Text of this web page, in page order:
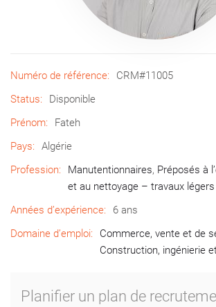
Numéro de référence:
CRM#11005
Status:
Disponible
Prénom:
Fateh
Pays:
Algérie
Profession:
Manutentionnaires, Préposés à
et au nettoyage – travaux légers
Années d’expérience:
6 ans
Domaine d’emploi:
Commerce, vente et de
Construction, ingénierie
Planifier un plan de